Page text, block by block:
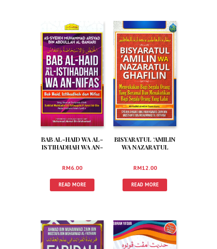
BAB AL-HAID WA AL-
ISTIHADHAH WA AN-
RM6.00
READ MORE
BISYARATUL ‘AMILIN
WA NAZARATUL
SEGALA ORANG
YANG BERAMAL DAN
MENAKUTIKAN BAGI
SEGALA ORANG
RM12.00
READ MORE